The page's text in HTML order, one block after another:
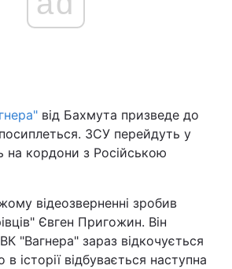
від Бахмута призведе до
ЗСУ перейдуть у
на кордони з Російською
відеозверненні зробив
Євген Пригожин. Він
"Вагнера" зараз відкочується
історії відбувається наступна